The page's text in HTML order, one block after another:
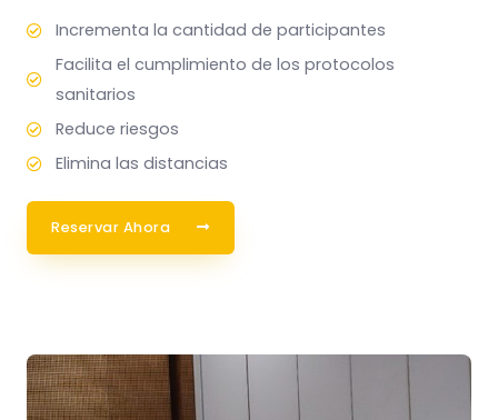
Incrementa la cantidad de participantes
Facilita el cumplimiento de los protocolos
sanitarios
Reduce riesgos
Elimina las distancias
Reservar Ahora